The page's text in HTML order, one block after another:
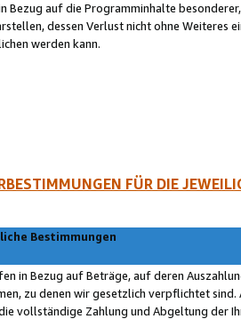
Bezug auf die Programminhalte
dessen Verlust nicht ohne Weiteres
werden kann.
FÜR DIE
Bestimmungen
in Bezug auf Beträge, auf deren
zu denen wir gesetzlich verpflichtet
vollständige Zahlung und Abgeltung der